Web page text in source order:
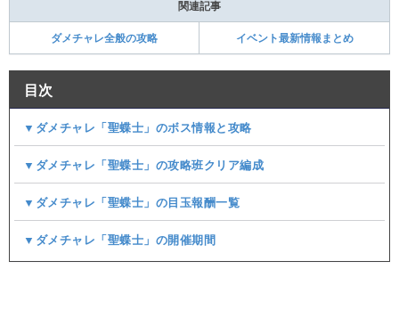
関連記事
ダメチャレ全般の攻略 イベント最新情報まとめ
目次
▼ダメチャレ「聖蝶士」のボス情報と攻略
▼ダメチャレ「聖蝶士」の攻略班クリア編成
▼ダメチャレ「聖蝶士」の目玉報酬一覧
▼ダメチャレ「聖蝶士」の開催期間